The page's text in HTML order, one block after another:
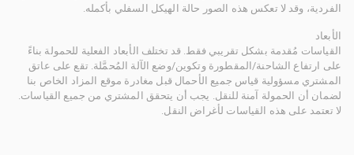
الفردية، وقد لا تعكس هذه الصور حالة الهيكل السفلي بأكمله.
الأبعاد
القياسات مُقدمة بشكل تقريبي فقط. قد تختلف الأبعاد الفعلية للحمولة بناءً
على ارتفاع الشاحنة/المقطورة وتكوين/وضع الآلة المُحمَّلة. تقع على عاتق
المشتري مسؤولية قياس جميع الأحمال قبل مغادرة موقع المزاد الخاص بنا
لضمان أن الحمولة آمنة للنقل. يجب أن يتحقق المشتري من جميع القياسات.
لا تعتمد على هذه القياسات لأغراض النقل.